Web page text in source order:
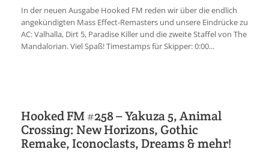
In der neuen Ausgabe Hooked FM reden wir über die endlich
angekündigten Mass Effect-Remasters und unsere Eindrücke zu
AC: Valhalla, Dirt 5, Paradise Killer und die zweite Staffel von The
Mandalorian. Viel Spaß! Timestamps für Skipper: 0:00...
Hooked FM #258 – Yakuza 5, Animal
Crossing: New Horizons, Gothic
Remake, Iconoclasts, Dreams & mehr!